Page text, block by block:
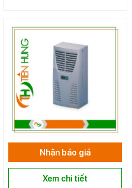
Nhận báo giá
Xem chi tiết